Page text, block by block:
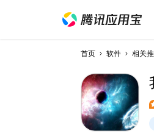
首页 软件 相关